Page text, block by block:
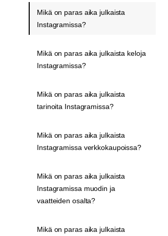
Mikä on paras aika julkaista
Instagramissa?
Mikä on paras aika julkaista keloja
Instagramissa?
Mikä on paras aika julkaista
tarinoita Instagramissa?
Mikä on paras aika julkaista
Instagramissa verkkokaupoissa?
Mikä on paras aika julkaista
Instagramissa muodin ja
vaatteiden osalta?
Mikä on paras aika julkaista